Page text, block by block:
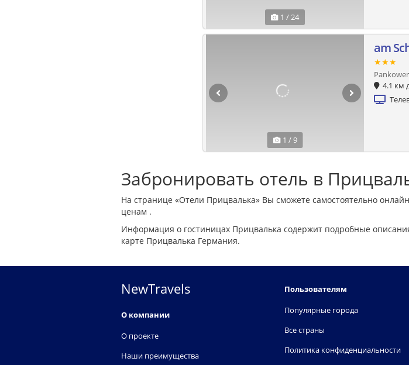
1 / 24
1 / 9
am
★★★
4.1 км
Забронировать отель в
На странице «Отели Прицвалька» Вы сможете самостоятельно
ценам .
Информация о гостиницах Прицвалька содержит подробные
карте Прицвалька Германия.
NewTravels
О компании
О проекте
Наши преимущества
Пользователям
Популярные города
Все страны
Политика конфиденциальности